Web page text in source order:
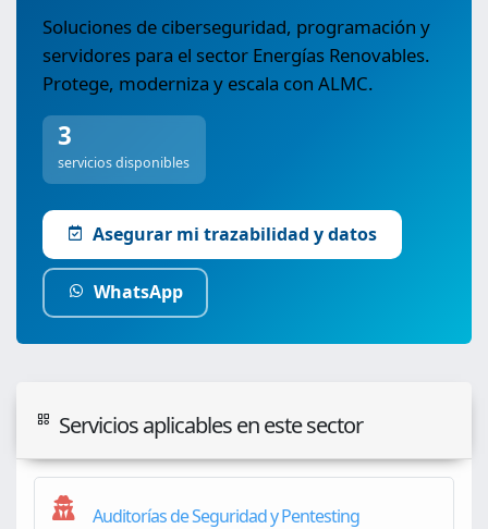
Soluciones de ciberseguridad, programación y
servidores para el sector Energías Renovables.
Protege, moderniza y escala con ALMC.
3
servicios disponibles
Asegurar mi trazabilidad y datos
WhatsApp
Servicios aplicables en este sector
Auditorías de Seguridad y Pentesting